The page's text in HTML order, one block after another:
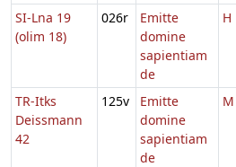
SI-Lna 19
(olim 18)
026r
Emitte
domine
sapientiam
de
H
TR-Itks
Deissmann
42
125v
Emitte
domine
sapientiam
de
M